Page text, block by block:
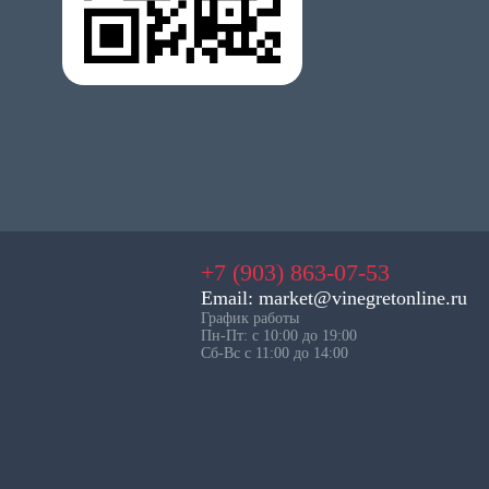
+7 (903) 863-07-53
Email: market@vinegretonline.ru
График работы
Пн-Пт: с 10:00 до 19:00
Сб-Вс с 11:00 до 14:00